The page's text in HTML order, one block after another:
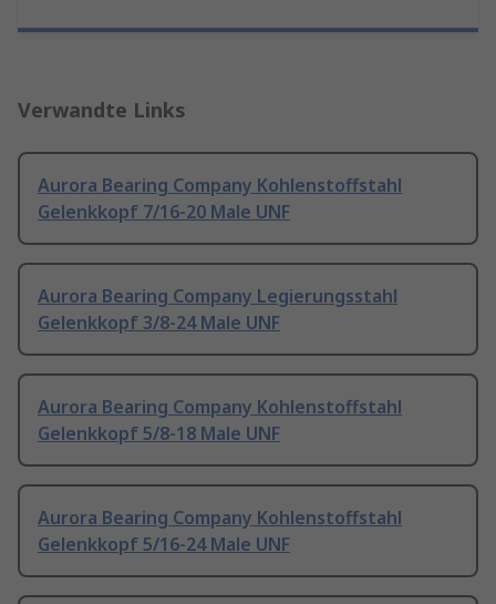
Verwandte Links
Aurora Bearing Company Kohlenstoffstahl
Gelenkkopf 7/16-20 Male UNF
Aurora Bearing Company Legierungsstahl
Gelenkkopf 3/8-24 Male UNF
Aurora Bearing Company Kohlenstoffstahl
Gelenkkopf 5/8-18 Male UNF
Aurora Bearing Company Kohlenstoffstahl
Gelenkkopf 5/16-24 Male UNF